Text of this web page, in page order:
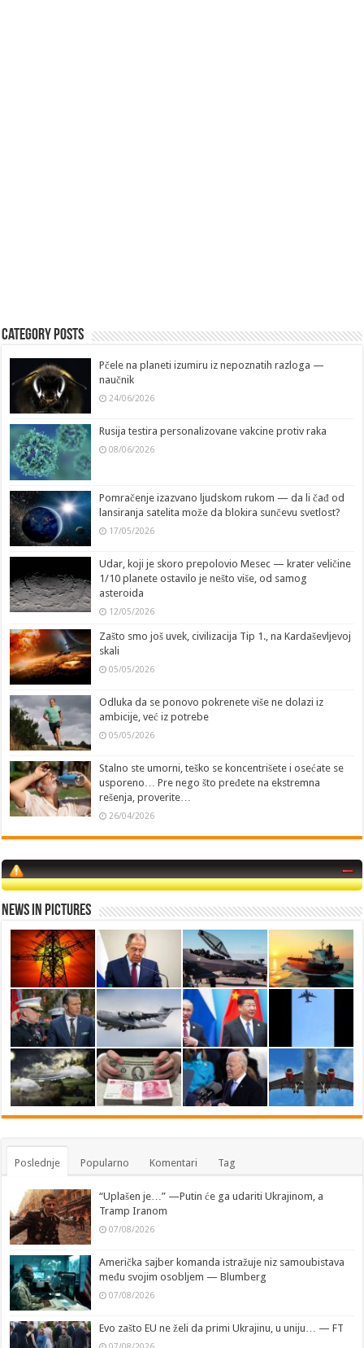
Category Posts
Pčele na planeti izumiru iz nepoznatih razloga —
naučnik
24/06/2026
Rusija testira personalizovane vakcine protiv raka
08/06/2026
Pomračenje izazvano ljudskom rukom — da li čađ od
lansiranja satelita može da blokira sunčevu svetlost?
17/05/2026
Udar, koji je skoro prepolovio Mesec — krater veličine
1/10 planete ostavilo je nešto više, od samog
asteroida
12/05/2026
Zašto smo još uvek, civilizacija Tip 1., na Kardaševljevoj
skali
05/05/2026
Odluka da se ponovo pokrenete više ne dolazi iz
ambicije, već iz potrebe
05/05/2026
Stalno ste umorni, teško se koncentrišete i osećate se
usporeno… Pre nego što pređete na ekstremna
rešenja, proverite…
26/04/2026
News in Pictures
Poslednje Popularno Komentari Tag
“Uplašen je…” —Putin će ga udariti Ukrajinom, a
Tramp Iranom
07/08/2026
Američka sajber komanda istražuje niz samoubistava
među svojim osobljem — Blumberg
07/08/2026
Evo zašto EU ne želi da primi Ukrajinu, u uniju… — FT